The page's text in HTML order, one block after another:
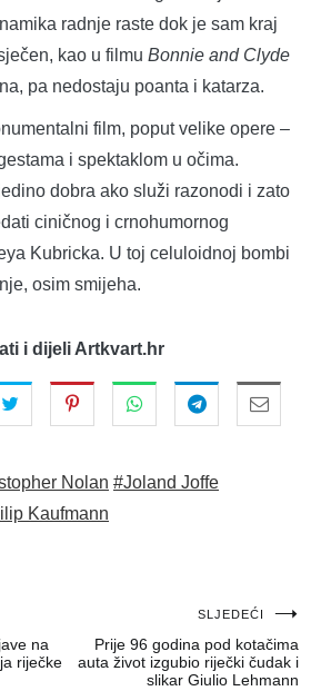
radnje raste dok je sam kraj
kao u filmu Bonnie and Clyde
pa nedostaju poanta i katarza.
film, poput velike opere –
i spektaklom u očima.
dobra ako služi razonodi i zato
ciničnog i crnohumornog
Kubricka. U toj celuloidnoj bombi
osim smijeha.
i dijeli Artkvart.hr
Nolan #Joland Joffe
Kaufmann
na
riječke
SLJEDEĆI
Prije 96 godina pod kotačima
auta život izgubio riječki čudak i
slikar Giulio Lehmann